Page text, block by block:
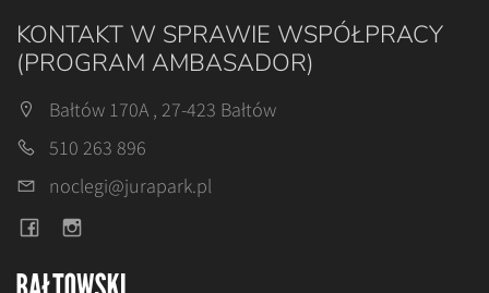
KONTAKT W SPRAWIE WSPÓŁPRACY
(PROGRAM AMBASADOR)
Bałtów 170A , 27-423 Bałtów
510 263 896
noclegi@jurapark.pl